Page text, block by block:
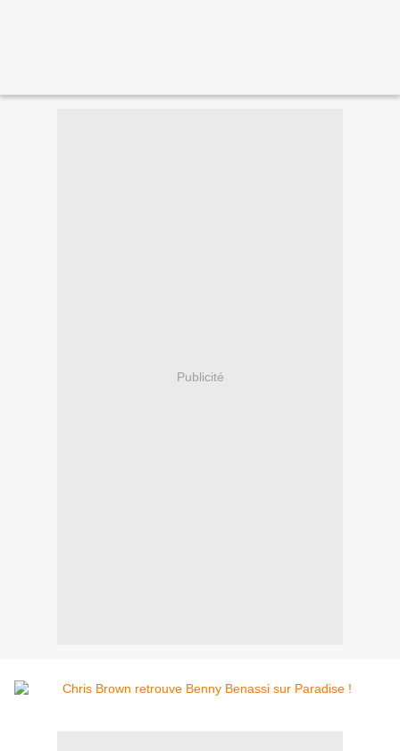
Publicité